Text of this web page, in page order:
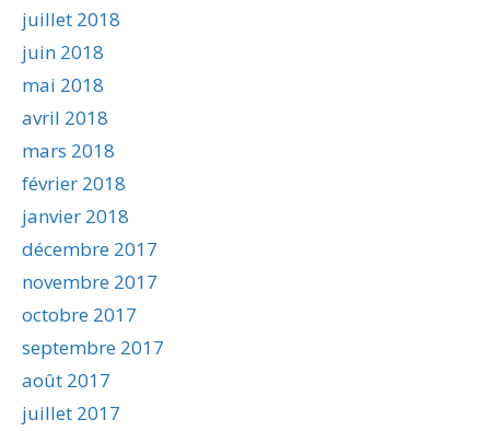
juillet 2018
juin 2018
mai 2018
avril 2018
mars 2018
février 2018
janvier 2018
décembre 2017
novembre 2017
octobre 2017
septembre 2017
août 2017
juillet 2017